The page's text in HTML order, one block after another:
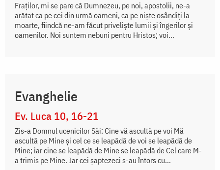
Fraților, mi se pare că Dumnezeu, pe noi, apostolii, ne-a
arătat ca pe cei din urmă oameni, ca pe niște osândiți la
moarte, fiindcă ne-am făcut priveliște lumii și îngerilor și
oamenilor. Noi suntem nebuni pentru Hristos; voi...
Evanghelie
Ev. Luca 10, 16-21
Zis-a Domnul ucenicilor Săi: Cine vă ascultă pe voi Mă
ascultă pe Mine şi cel ce se leapădă de voi se leapădă de
Mine; iar cine se leapădă de Mine se leapădă de Cel care M-
a trimis pe Mine. Iar cei şaptezeci s-au întors cu...